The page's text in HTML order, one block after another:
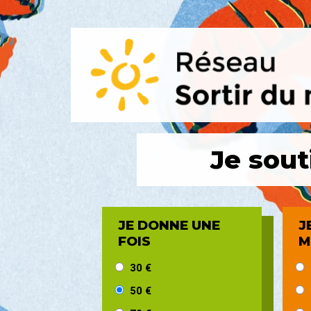
Je
JE DONNE UNE
FOIS
30 €
50 €